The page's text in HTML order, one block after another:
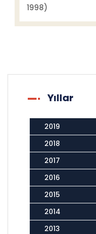
1998)
Yıllar
2019
2018
2017
2016
2015
2014
2013